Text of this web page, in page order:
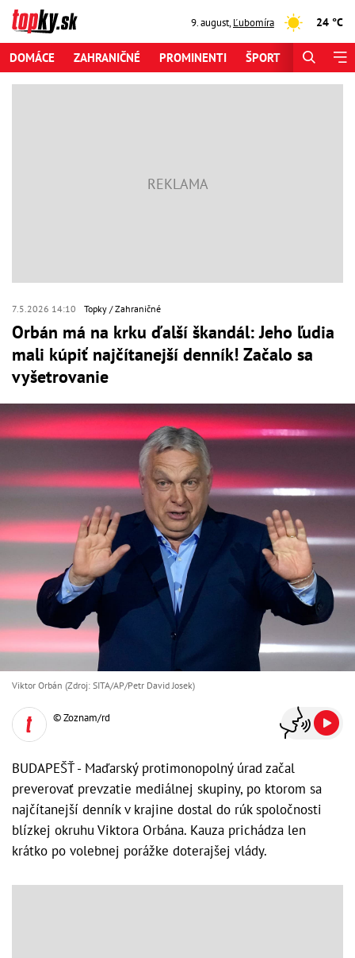
9. august,Ľubomíra 24 °C
DOMÁCE ZAHRANIČNÉ PROMINENTI ŠPORT
7.5.2026 14:10 Topky Zahraničné
Orbán má na krku ďalší škandál: Jeho ľudia
mali kúpiť najčítanejší denník! Začalo sa
vyšetrovanie
Viktor Orbán (Zdroj: SITA/AP/Petr David Josek)
© Zoznam/rd
BUDAPEŠŤ - Maďarský protimonopolný úrad začal
preverovať prevzatie mediálnej skupiny, po ktorom sa
najčítanejší denník v krajine dostal do rúk spoločnosti
blízkej okruhu Viktora Orbána. Kauza prichádza len
krátko po volebnej porážke doterajšej vlády.